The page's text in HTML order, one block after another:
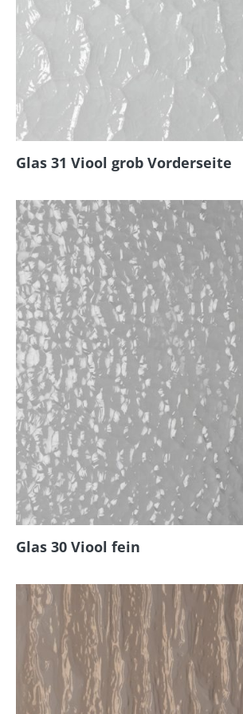
Glas 31 Viool grob Vorderseite
Glas 30 Viool fein